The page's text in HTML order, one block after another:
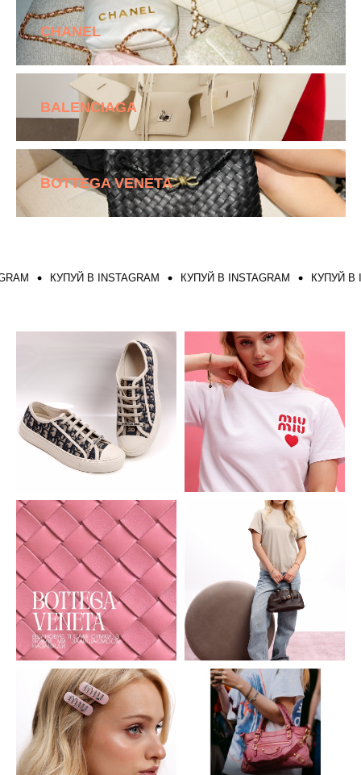
CHANEL
BALENCIAGA
BOTTEGA VENETA
КУПУЙ В INSTAGRAM КУПУЙ В INSTAGRAM КУПУЙ В